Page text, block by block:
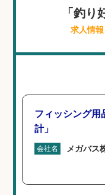
「釣
求人情
フィッシング用
計」
会社名 メガバス